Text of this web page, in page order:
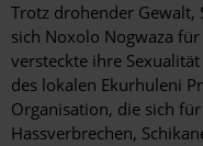
Trotz drohender Gewalt,
sich Noxolo Nogwaza
versteckte ihre
des lokalen Ekurhuleni
Organisation, die sich
Hassverbrechen,